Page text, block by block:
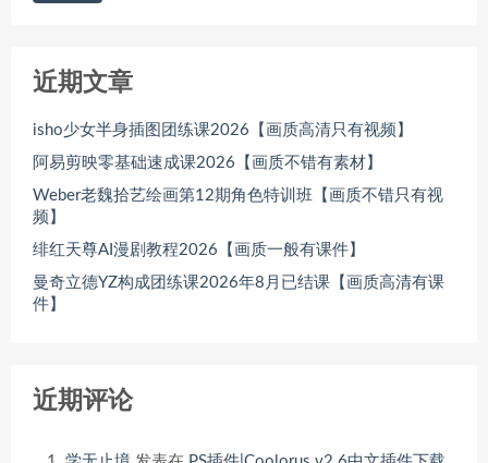
近期文章
isho少女半身插图团练课2026【画质高清只有视频】
阿易剪映零基础速成课2026【画质不错有素材】
Weber老魏拾艺绘画第12期角色特训班【画质不错只有视
频】
绯红天尊AI漫剧教程2026【画质一般有课件】
曼奇立德YZ构成团练课2026年8月已结课【画质高清有课
件】
近期评论